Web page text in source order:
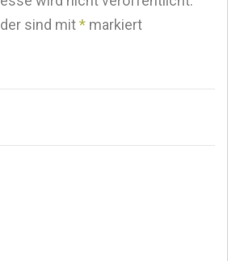
sind mit* markiert